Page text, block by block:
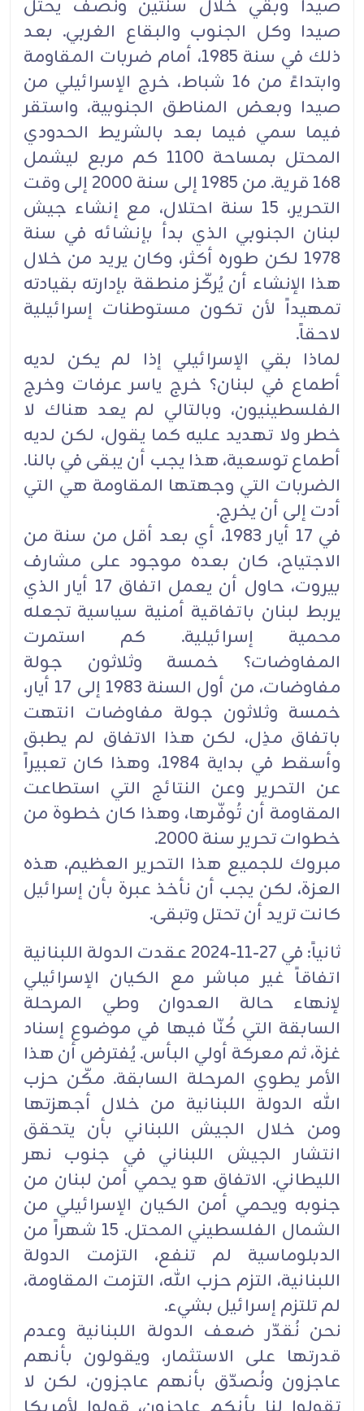
صيدا وبقي خلال سنتين ونصف يحتل
صيدا وكل الجنوب والبقاع الغربي. بعد
ذلك في سنة 1985، أمام ضربات المقاومة
وابتداءً من 16 شباط، خرج الإسرائيلي من
صيدا وبعض المناطق الجنوبية، واستقر
فيما سمي فيما بعد بالشريط الحدودي
المحتل بمساحة 1100 كم مربع ليشمل
168 قرية. من 1985 إلى سنة 2000 إلى وقت
التحرير، 15 سنة احتلال، مع إنشاء جيش
لبنان الجنوبي الذي بدأ بإنشائه في سنة
1978 لكن طوره أكثر، وكان يريد من خلال
هذا الإنشاء أن يُركّز منطقة بإدارته بقيادته
تمهيداً لأن تكون مستوطنات إسرائيلية
لاحقاً.
لماذا بقي الإسرائيلي إذا لم يكن لديه
أطماع في لبنان؟ خرج ياسر عرفات وخرج
الفلسطينيون، وبالتالي لم يعد هناك لا
خطر ولا تهديد عليه كما يقول، لكن لديه
أطماع توسعية، هذا يجب أن يبقى في بالنا.
الضربات التي وجهتها المقاومة هي التي
أدت إلى أن يخرج.
في 17 أيار 1983، أي بعد أقل من سنة من
الاجتياح، كان بعده موجود على مشارف
بيروت، حاول أن يعمل اتفاق 17 أيار الذي
يربط لبنان باتفاقية أمنية سياسية تجعله
محمية إسرائيلية. كم استمرت
المفاوضات؟ خمسة وثلاثون جولة
مفاوضات، من أول السنة 1983 إلى 17 أيار،
خمسة وثلاثون جولة مفاوضات انتهت
باتفاق مذِل، لكن هذا الاتفاق لم يطبق
وأسقط في بداية 1984، وهذا كان تعبيراً
عن التحرير وعن النتائج التي استطاعت
المقاومة أن تُوفّرها، وهذا كان خطوة من
خطوات تحرير سنة 2000.
مبروك للجميع هذا التحرير العظيم، هذه
العزة، لكن يجب أن نأخذ عبرة بأن إسرائيل
كانت تريد أن تحتل وتبقى.
ثانياً: في 27-11-2024 عقدت الدولة اللبنانية
اتفاقاً غير مباشر مع الكيان الإسرائيلي
لإنهاء حالة العدوان وطي المرحلة
السابقة التي كُنّا فيها في موضوع إسناد
غزة، ثم معركة أولي البأس. يُفترض أن هذا
الأمر يطوي المرحلة السابقة. مكّن حزب
الله الدولة اللبنانية من خلال أجهزتها
ومن خلال الجيش اللبناني بأن يتحقق
انتشار الجيش اللبناني في جنوب نهر
الليطاني. الاتفاق هو يحمي أمن لبنان من
جنوبه ويحمي أمن الكيان الإسرائيلي من
الشمال الفلسطيني المحتل. 15 شهراً من
الدبلوماسية لم تنفع، التزمت الدولة
اللبنانية، التزم حزب الله، التزمت المقاومة،
لم تلتزم إسرائيل بشيء.
نحن نُقدّر ضعف الدولة اللبنانية وعدم
قدرتها على الاستثمار، ويقولون بأنهم
عاجزون ونُصدّق بأنهم عاجزون، لكن لا